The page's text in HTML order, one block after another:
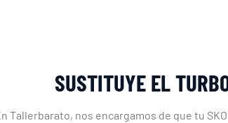
SUSTITUYE EL
Tallerbarato, nos encargamos de que tu